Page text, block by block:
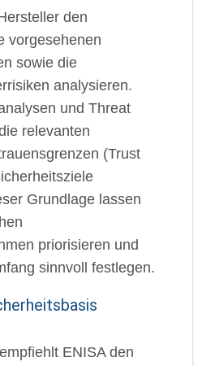
den
vorgesehenen
sowie die
analysieren.
und Threat
relevanten
(Trust
Grundlage lassen
priorisieren und
sinnvoll festlegen.
ENISA den